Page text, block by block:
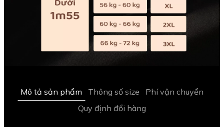
Mô tả sản phẩm Thông số size
Phí vận chuyển
Quy định đổi hàng